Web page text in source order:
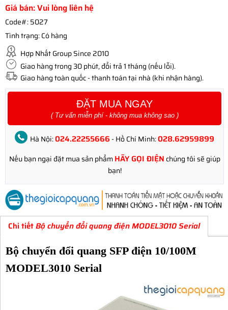
Giá bán: Vui lòng liên hệ
Code#:5027
Tình trạng:Có hàng
Hợp Nhất Group Since 2010
Giao hàng trong 30 phút, đổi trả 1 tháng (nếu lỗi).
Giao hàng toàn quốc - thanh toán tại nhà (khi nhận hàng).
ĐẶT MUA NGAY
( Tư vấn miễn phí - không mua không sao )
Hà Nội:024.22255666 - Hồ Chí Minh:028.62959899
Nếu bạn ngại đặt mua sản phẩmHÃY GỌI ĐIỆN chúng tôi sẽ giúp
bạn!
Chi tiếtBộ chuyển đổi quang điện MODEL3010 Serial
Bộ chuyển đổi quang SFP điện 10/100M
MODEL3010 Serial